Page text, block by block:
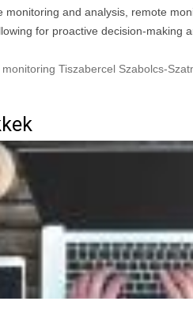
monitoring and analysis, remote
for proactive decision-making
Tiszabercel Szabolcs-